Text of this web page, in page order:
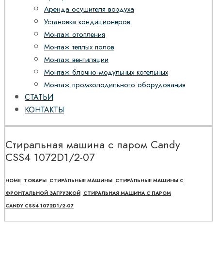
Аренда осушителя воздуха
Установка кондиционеров
Монтаж отопления
Монтаж теплых полов
Монтаж вентиляции
Монтаж блочно-модульных котельных
Монтаж промхолодильного оборудования
СТАТЬИ
КОНТАКТЫ
Стиральная машина с паром Candy
CSS4 1072D1/2-07
HOME ТОВАРЫ СТИРАЛЬНЫЕ МАШИНЫ СТИРАЛЬНЫЕ МАШИНЫ С
ФРОНТАЛЬНОЙ ЗАГРУЗКОЙ СТИРАЛЬНАЯ МАШИНА С ПАРОМ
CANDY CSS4 1072D1/2-07